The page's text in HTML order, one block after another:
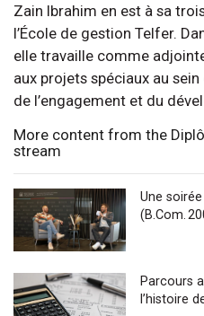
Zain Ibrahim en est à sa
l’École de gestion Telfer.
elle travaille comme
aux projets spéciaux au
de l’engagement et du
More content from the
stream
Une
(B.Com.
Parcours
l’histoire